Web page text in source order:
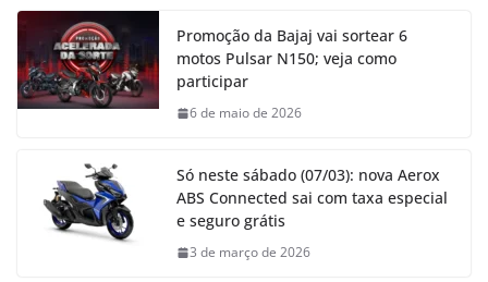
Promoção da Bajaj vai sortear 6
motos Pulsar N150; veja como
participar
6 de maio de 2026
Só neste sábado (07/03): nova Aerox
ABS Connected sai com taxa especial
e seguro grátis
3 de março de 2026